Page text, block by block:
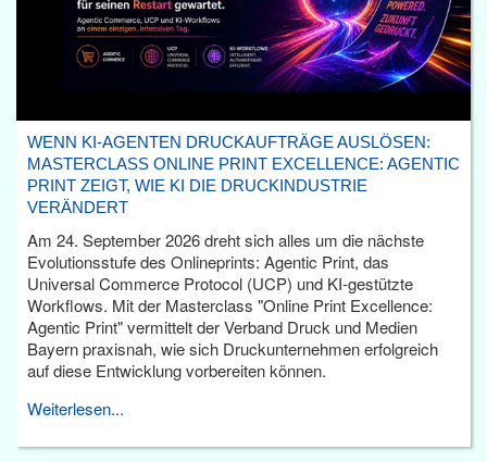
WENN KI-AGENTEN DRUCKAUFTRÄGE AUSLÖSEN:
MASTERCLASS ONLINE PRINT EXCELLENCE: AGENTIC
PRINT ZEIGT, WIE KI DIE DRUCKINDUSTRIE
VERÄNDERT
Am 24. September 2026 dreht sich alles um die nächste
Evolutionsstufe des Onlineprints: Agentic Print, das
Universal Commerce Protocol (UCP) und KI-gestützte
Workflows. Mit der Masterclass "Online Print Excellence:
Agentic Print" vermittelt der Verband Druck und Medien
Bayern praxisnah, wie sich Druckunternehmen erfolgreich
auf diese Entwicklung vorbereiten können.
Weiterlesen...